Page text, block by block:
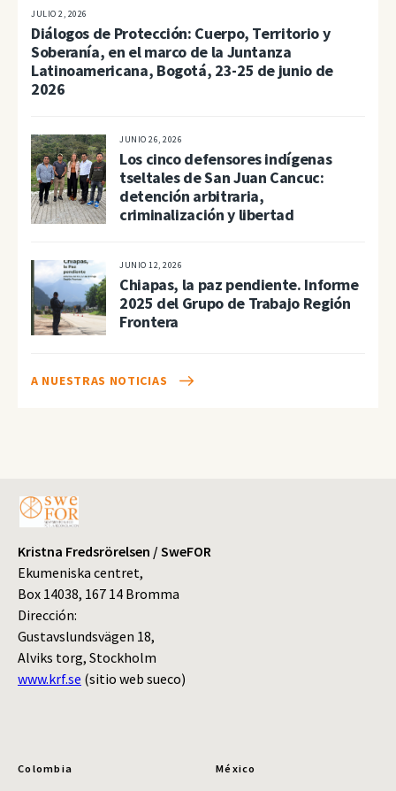
JULIO 2, 2026
Diálogos de Protección: Cuerpo, Territorio y
Soberanía, en el marco de la Juntanza
Latinoamericana, Bogotá, 23-25 de junio de
2026
JUNIO 26, 2026
Los cinco defensores indígenas
tseltales de San Juan Cancuc:
detención arbitraria,
criminalización y libertad
JUNIO 12, 2026
Chiapas, la paz pendiente. Informe
2025 del Grupo de Trabajo Región
Frontera
A NUESTRAS NOTICIAS
Kristna Fredsrörelsen / SweFOR
Ekumeniska centret,
Box 14038, 167 14 Bromma
Dirección:
Gustavslundsvägen 18,
Alviks torg, Stockholm
www.krf.se (sitio web sueco)
Colombia México